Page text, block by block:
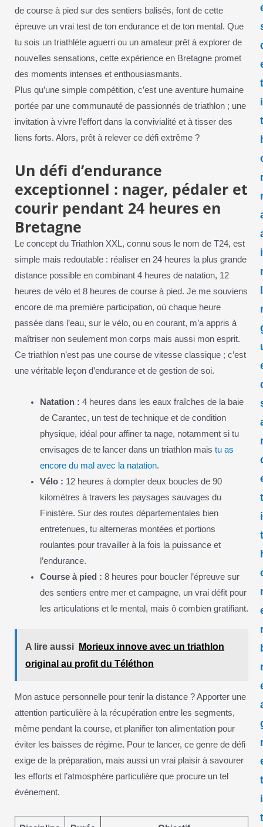
de course à pied sur des sentiers balisés, font de cette
épreuve un vrai test de ton endurance et de ton mental. Que
tu sois un triathlète aguerri ou un amateur prêt à explorer de
nouvelles sensations, cette expérience en Bretagne promet
des moments intenses et enthousiasmants.
Plus qu’une simple compétition, c’est une aventure humaine
portée par une communauté de passionnés de triathlon ; une
invitation à vivre l’effort dans la convivialité et à tisser des
liens forts. Alors, prêt à relever ce défi extrême ?
Un défi d’endurance
exceptionnel : nager, pédaler et
courir pendant 24 heures en
Bretagne
Le concept du Triathlon XXL, connu sous le nom de T24, est
simple mais redoutable : réaliser en 24 heures la plus grande
distance possible en combinant 4 heures de natation, 12
heures de vélo et 8 heures de course à pied. Je me souviens
encore de ma première participation, où chaque heure
passée dans l’eau, sur le vélo, ou en courant, m’a appris à
maîtriser non seulement mon corps mais aussi mon esprit.
Ce triathlon n’est pas une course de vitesse classique ; c’est
une véritable leçon d’endurance et de gestion de soi.
Natation : 4 heures dans les eaux fraîches de la baie
de Carantec, un test de technique et de condition
physique, idéal pour affiner ta nage, notamment si tu
envisages de te lancer dans un triathlon maistu as
encore du mal avec la natation.
Vélo : 12 heures à dompter deux boucles de 90
kilomètres à travers les paysages sauvages du
Finistère. Sur des routes départementales bien
entretenues, tu alterneras montées et portions
roulantes pour travailler à la fois la puissance et
l’endurance.
Course à pied : 8 heures pour boucler l’épreuve sur
des sentiers entre mer et campagne, un vrai défit pour
les articulations et le mental, mais ô combien gratifiant.
A lire aussi
Morieux innove avec un triathlon
original au profit du Téléthon
Mon astuce personnelle pour tenir la distance ? Apporter une
attention particulière à la récupération entre les segments,
même pendant la course, et planifier ton alimentation pour
éviter les baisses de régime. Pour te lancer, ce genre de défi
exige de la préparation, mais aussi un vrai plaisir à savourer
les efforts et l’atmosphère particulière que procure un tel
événement.